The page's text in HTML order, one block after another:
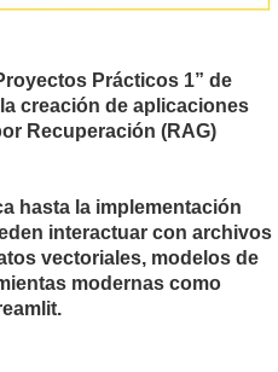
Prácticos 1” de
creación de aplicaciones
Recuperación (RAG)
hasta la implementación
interactuar con archivos
vectoriales, modelos de
modernas como